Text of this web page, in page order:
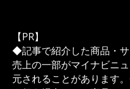
【PR】
◆記事で紹介した商品・サ
売上の一部がマイナビニ
元されることがあります